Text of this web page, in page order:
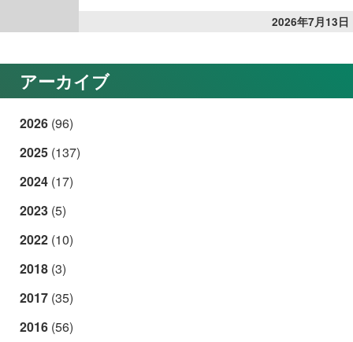
2026年7月13日
アーカイブ
2026 (96)
2025 (137)
2024 (17)
2023 (5)
2022 (10)
2018 (3)
2017 (35)
2016 (56)